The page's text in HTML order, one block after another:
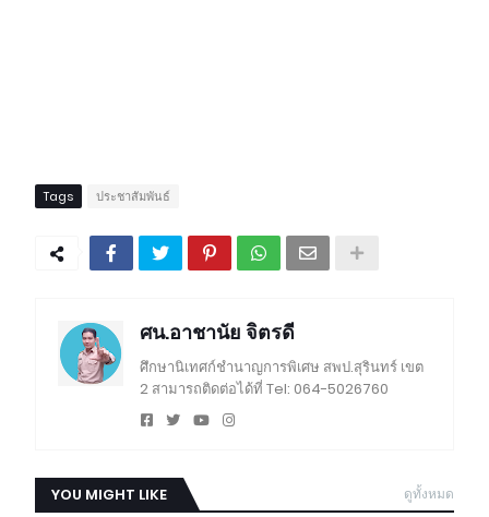
Tags ประชาสัมพันธ์
ศน.อาชานัย จิตรดี
ศึกษานิเทศก์ชำนาญการพิเศษ สพป.สุรินทร์ เขต
2 สามารถติดต่อได้ที่ Tel: 064-5026760
YOU MIGHT LIKE ดูทั้งหมด